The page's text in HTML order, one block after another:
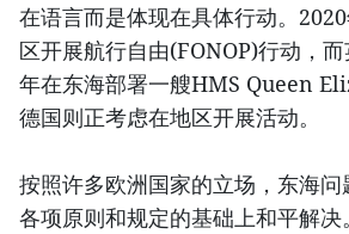
在语言而是体现在具体行动。
区开展航行自由(FONOP)行动，
年在东海部署一艘HMS Queen
德国则正考虑在地区开展活动。
按照许多欧洲国家的立场，东海问
各项原则和规定的基础上和平解决